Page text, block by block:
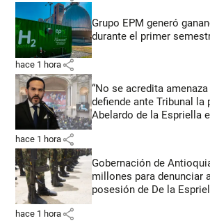
Grupo EPM generó
durante el primer
hace 1 hora share
“No se acredita
defiende ante Tribunal la
Abelardo de la Espriella
hace 1 hora share
Gobernación de
millones para denunciar
posesión de De la
hace 1 hora share